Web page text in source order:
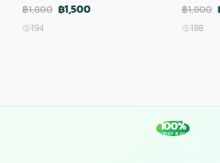
฿1,800 ฿1,500
194
฿1,800
188
100%
MONEY BACK